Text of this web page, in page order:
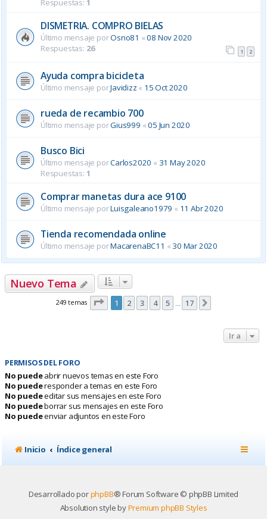
Respuestas: 1
DISMETRIA. COMPRO BIELAS
Último mensaje porOsno81 «08 Nov 2020
Respuestas: 26 1 2
Ayuda compra bicicleta
Último mensaje porJavidizz « 15 Oct 2020
rueda de recambio 700
Último mensaje porGius999 «05 Jun 2020
Busco Bici
Último mensaje porCarlos2020 « 31 May 2020
Respuestas: 1
Comprar manetas dura ace 9100
Último mensaje porLuisgaleano1979 « 11 Abr 2020
Tienda recomendada online
Último mensaje porMacarenaBC11 « 30 Mar 2020
Nuevo Tema
249 temas Página de 17
1 2 3 4 5 17
Ir a
PERMISOS DEL FORO
No puedeabrir nuevos temas en este Foro
No puederesponder a temas en este Foro
No puedeeditar sus mensajes en este Foro
No puedeborrar sus mensajes en este Foro
No puedeenviar adjuntos en este Foro
Inicio Índice general
Desarrollado porphpBB® Forum Software © phpBB Limited
Absolution style byPremium phpBB Styles